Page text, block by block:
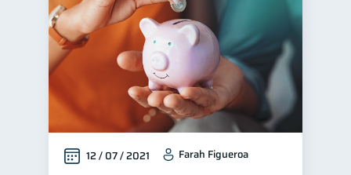
Vacaciones 2
Criptomonedas
Cuenta Abandonada
Inversiones 2
Cuenta Inactiva 1
12 / 07 / 2021 Farah Figueroa